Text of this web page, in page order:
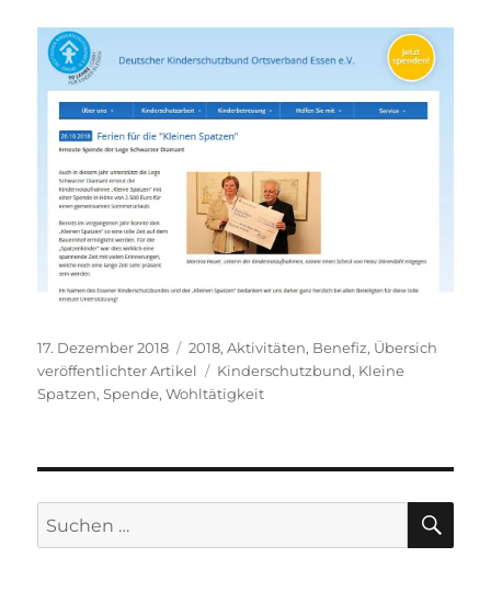
Veröffentlicht
am
17. Dezember 2018 Kategorien
2018,Aktivitäten, Benefiz, Übersich
veröffentlichter Artikel
Schlagwörter
Kinderschutzbund, Kleine
Spatzen,Spende,Wohltätigkeit
Suchen
nach: